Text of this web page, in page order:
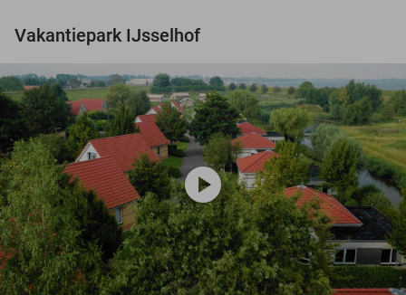
Vakantiepark IJsselhof
play_circle